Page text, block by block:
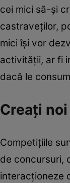
cei mici să-și
castraveților,
mici își vor
activității, ar fi
dacă le
Creați
Competițiile
de concursuri,
interacționeze